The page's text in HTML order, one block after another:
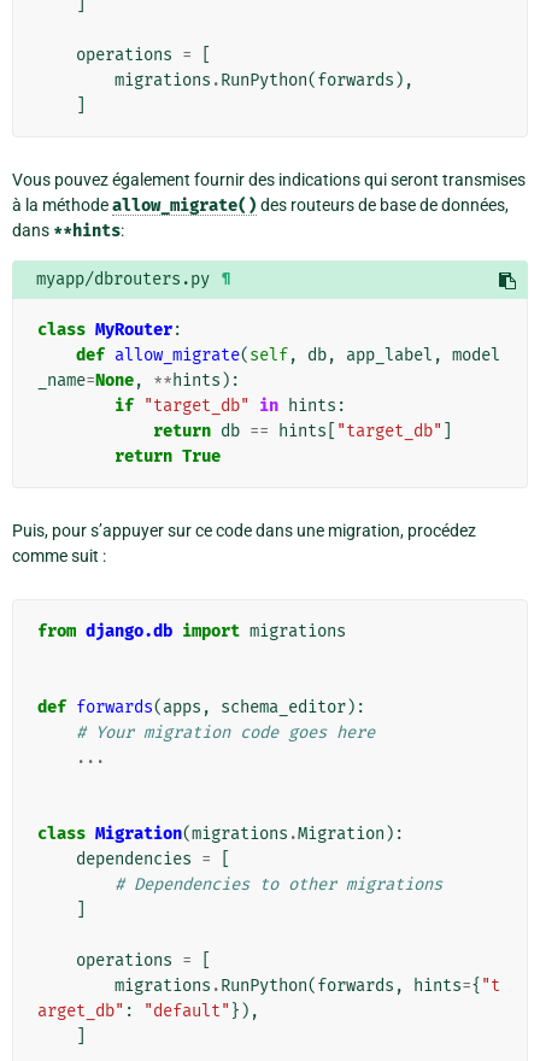
operations =
migrations .RunPython(forwards ),
Vous pouvez également fournir des indications qui seront transmises
à la méthodeallow_migrate() des routeurs de base de données,
dans **hints:
myapp/dbrouters.py ¶
class MyRouter:
def allow_migrate(self, db, app_label , model
_name=None, **hints ):
if "target_db" in hints :
return db == hints "target_db"
return True
Puis, pour s’appuyer sur ce code dans une migration, procédez
comme suit :
from django.db import migrations
def forwards(apps , schema_editor):
# Your migration code goes here
...
class Migration(migrations .Migration ):
dependencies =
# Dependencies to other migrations
operations =
migrations .RunPython(forwards , hints={ "t
arget_db" : "default" }),